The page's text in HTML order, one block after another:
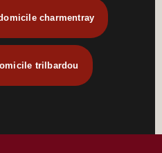
charmentray
trilbardou